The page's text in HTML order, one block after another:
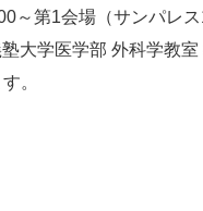
～第1会場（サンパレ
大学医学部 外科学教
。